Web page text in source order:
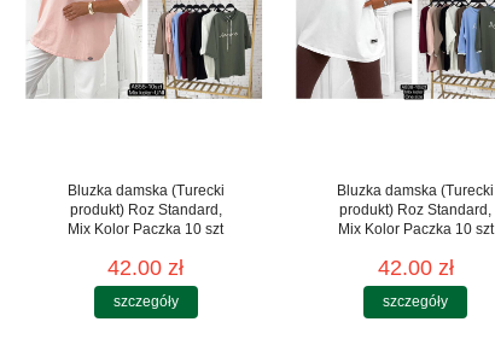
Bluzka damska (Turecki
produkt) Roz Standard,
Mix Kolor Paczka 10 szt
42.00 zł
szczegóły
Bluzka damska (Turecki
produkt) Roz Standard,
Mix Kolor Paczka 10 szt
42.00 zł
szczegóły